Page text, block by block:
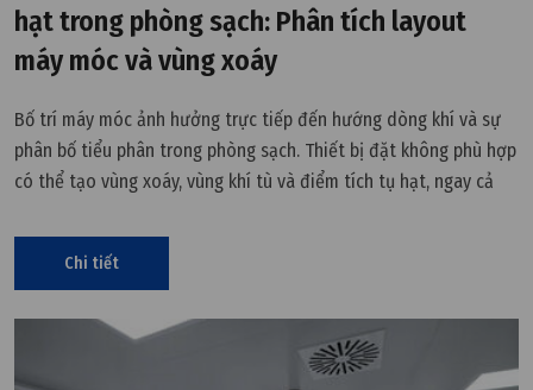
hạt trong phòng sạch: Phân tích layout
máy móc và vùng xoáy
Bố trí máy móc ảnh hưởng trực tiếp đến hướng dòng khí và sự
phân bố tiểu phân trong phòng sạch. Thiết bị đặt không phù hợp
có thể tạo vùng xoáy, vùng khí tù và điểm tích tụ hạt, ngay cả
thiết kế.
Chi tiết